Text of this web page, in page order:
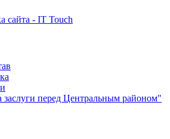
сайта - IT Touch
заслуги перед Центральным районом"